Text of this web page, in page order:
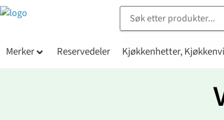
Merker Reservedeler Kjøkkenhetter,